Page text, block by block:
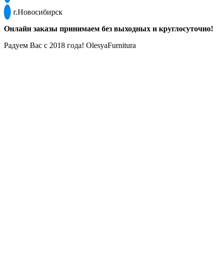
г.Новосибирск
Онлайн заказы принимаем без выходных и круглосуточно!
Радуем Вас с 2018 года! OlesyaFurnitura